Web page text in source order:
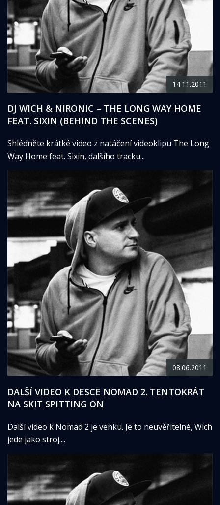
14.11.2011
DJ WICH & NIRONIC – THE LONG WAY HOME
FEAT. SIXIN (BEHIND THE SCENES)
Shlédněte krátké video z natáčení videoklipu The Long
Way Home feat. Sixin, dalšího tracku...
08.06.2011
DALŠÍ VIDEO K DESCE NOMAD 2. TENTOKRÁT
NA SKIT SPITTING ON
Další video k Nomad 2 je venku. Je to neuvěřitelné, Wich
jede jako stroj....